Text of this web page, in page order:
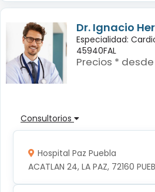
Dr. Ignacio
Especialidad:
45940FAL
Precios * desde
Consultorios
Hospital Paz Puebla
ACATLAN 24, LA PAZ, 72160